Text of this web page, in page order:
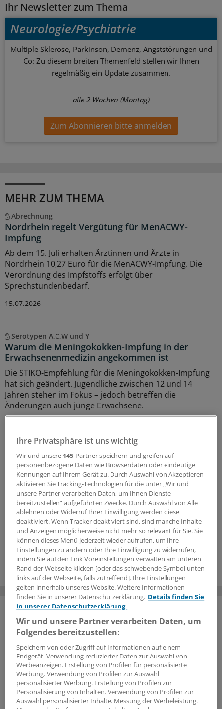
Ihr Newsletter zum Thema
Neurologie/Psychiatrie
Multiple Sklerose, Parkinson, Demenz, Angststörungen und
Co: Zu diesem breiten Themenfeld stellen wir Ihnen
regelmäßig ein Update zusammen.
alle 2 Wochen (Montag)
Zum Abonnieren bitte anmelden
MEHR ZUM THEMA
Abrechnung
Nordrhein regelt Vergütung für MenACWY-
Impfung
Ab dem 15. Juli erhalten Ärztinnen und Ärzte in
Nordrhein 10,27 Euro für die MenACWY-Impfung. Die
Verordnung des Impfstoffs erfolgt über
Sprechstundenbedarf.
15.07.2026
Serotypen A,C,W und Y
Warum die Meningokokken-Impfung in der
Erwachsenenmedizin angekommen ist
Die STIKO-Empfehlung für die Meningokokken-Impfung
hat sich geändert. Jugendliche zwischen 12 und 14
Jahren stehen im Fokus – jedoch betreffen die
Änderungen auch junge Erwachsene.
Neurologischer Notfall
Bewusstseinsstörungen: Was sind die ersten
Schritte zur richtigen Diagnose?
Ein Patient kommt mit Bewusstseinsstörungen in Ihre
Praxis: Was aus neurologischer Sicht abzuklären ist,
fasst ein Notfallmediziner zusammen – und erinnert an
den zweithäufigsten neurologischen Notfall nach dem
Schlaganfall.
12.06.2026
DAS KÖNNTE SIE AUCH INTERESSIEREN
Ihre Privatsphäre ist uns wichtig
Wir und unsere 145-Partner speichern und greifen auf
personenbezogene Daten wie Browserdaten oder eindeutige
Kennungen auf Ihrem Gerät zu. Durch Auswahl von Akzeptieren
aktivieren Sie Tracking-Technologien für die unter „Wir und
unsere Partner verarbeiten Daten, um Ihnen Dienste
bereitzustellen“ aufgeführten Zwecke. Durch Auswahl von Alle
ablehnen oder Widerruf Ihrer Einwilligung werden diese
deaktiviert. Wenn Tracker deaktiviert sind, sind manche Inhalte
und Anzeigen möglicherweise nicht mehr so relevant für Sie. Sie
können dieses Menü jederzeit wieder aufrufen, um Ihre
Einstellungen zu ändern oder Ihre Einwilligung zu widerrufen,
indem Sie auf den Link Voreinstellungen verwalten am unteren
Rand der Webseite klicken [oder das schwebende Symbol unten
links auf der Webseite, falls zutreffend]. Ihre Einstellungen
gelten innerhalb unseres Website. Weitere Informationen
finden Sie in unserer Datenschutzerklärung. Details finden Sie
in unserer Datenschutzerklärung.
Wir und unsere Partner verarbeiten Daten, um
Folgendes bereitzustellen:
Speichern von oder Zugriff auf Informationen auf einem
Endgerät. Verwendung reduzierter Daten zur Auswahl von
Werbeanzeigen. Erstellung von Profilen für personalisierte
Werbung. Verwendung von Profilen zur Auswahl
personalisierter Werbung. Erstellung von Profilen zur
Personalisierung von Inhalten. Verwendung von Profilen zur
Auswahl personalisierter Inhalte. Messung der Werbeleistung.